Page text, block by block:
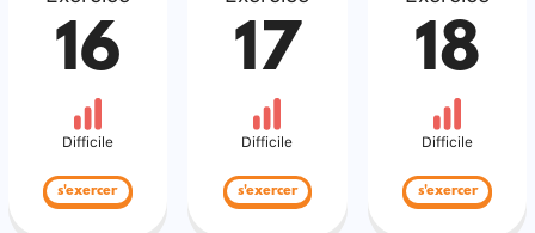
16
Difficile
s'exercer
17
Difficile
s'exercer
18
Difficile
s'exercer